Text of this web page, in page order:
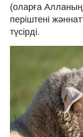
(оларға
періштені
түсірді.